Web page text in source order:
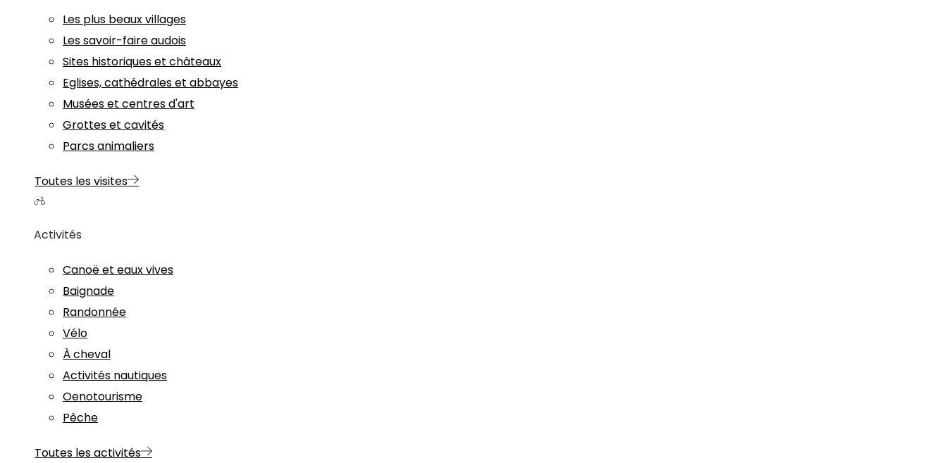
Les plus beaux villages
Les savoir-faire audois
Sites historiques et châteaux
Eglises, cathédrales et abbayes
Musées et centres d'art
Grottes et cavités
Parcs animaliers
Toutes les visites
Activités
Canoë et eaux vives
Baignade
Randonnée
Vélo
À cheval
Activités nautiques
Oenotourisme
Pêche
Toutes les activités